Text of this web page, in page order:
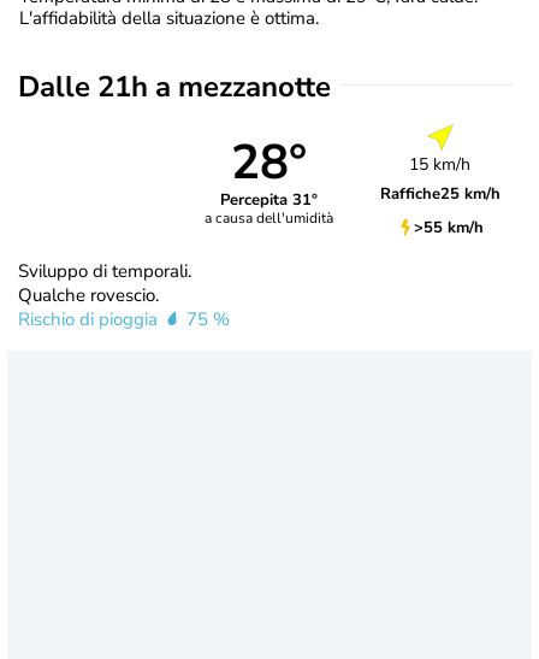
L'affidabilità della situazione è ottima.
Dalle 21h a mezzanotte
28°
Percepita 31°
a causa dell'umidità
15 km/h
Raffiche25 km/h
>55 km/h
Sviluppo di temporali.
Qualche rovescio.
Rischio di pioggia
75 %